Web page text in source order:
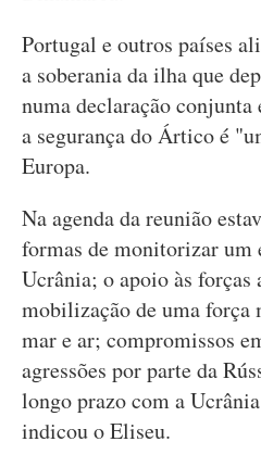
Portugal e outros países
a soberania da ilha que
numa declaração
a segurança do Ártico é
Europa.
Na agenda da reunião
formas de monitorizar um
Ucrânia; o apoio às forças
mobilização de uma
mar e ar; compromissos
agressões por parte da
longo prazo com a
indicou o Eliseu.